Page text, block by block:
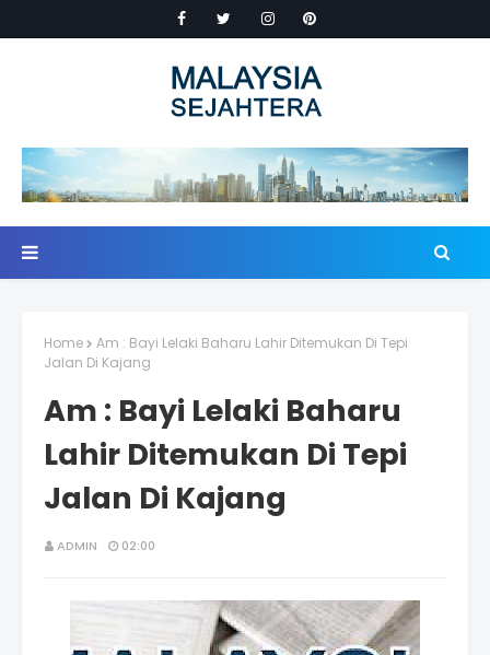
Home
Am : Bayi Lelaki Baharu Lahir Ditemukan Di Tepi
Jalan Di Kajang
Am : Bayi Lelaki Baharu
Lahir Ditemukan Di Tepi
Jalan Di Kajang
ADMIN 02:00